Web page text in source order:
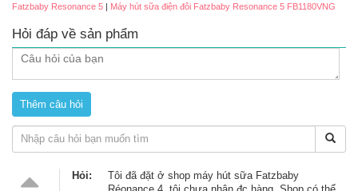
Máy hút sữa điện đôi Fatzbaby Resonance 5 FB1180VNG
Một số lợi ích của việc dùng máy hút sữa đôi
Tiết kiệm thời gian: hút đôi (hút đồng thời 2 bên bầu ngực) có
Tăng sản lượng sữa: hút đôi hiệu quả hơn trong việc tạo ra
Fatzbaby Resonance 5 | Máy hút sữa điện đôi Fatzbaby Resonance 5 FB1180VNG
Hỏi đáp về sản phẩm
Hỏi:
Tôi đã đặt ở shop máy hút sữa Fatzbaby